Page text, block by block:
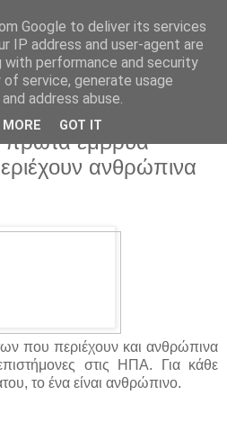
πρώτα έμβρυα
ανθρώπινα
που περιέχουν και ανθρώπινα
στις ΗΠΑ. Για κάθε
το ένα είναι ανθρώπινο.
Google to deliver its services
IP address and user-agent are
with performance and security
service, generate usage
address abuse.
MORE GOT IT